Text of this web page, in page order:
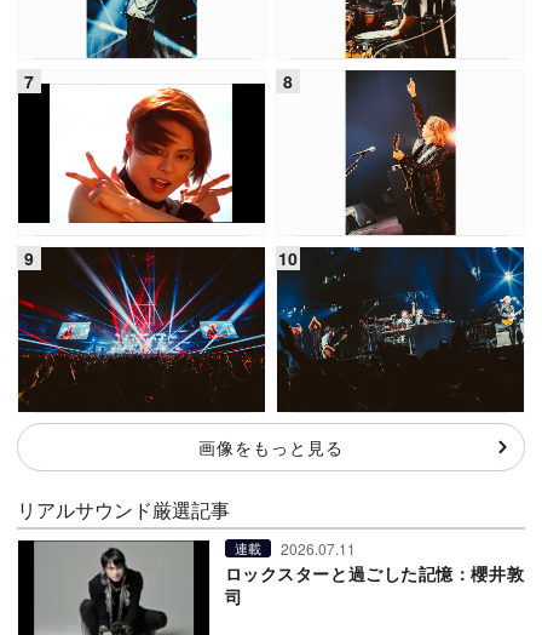
画像をもっと見る
リアルサウンド厳選記事
連載 2026.07.11
ロックスターと過ごした記憶：櫻井敦
司